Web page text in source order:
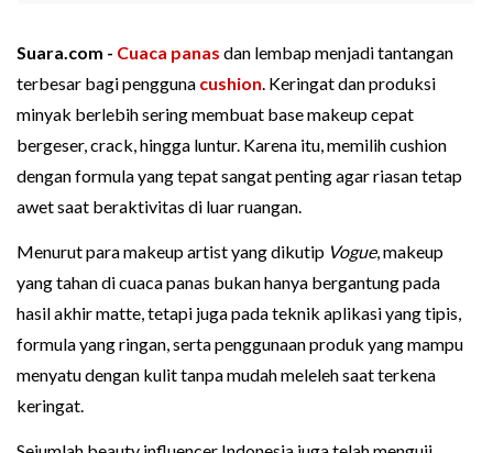
Suara.com - Cuaca panas dan lembap menjadi tantangan
terbesar bagi pengguna cushion. Keringat dan produksi
minyak berlebih sering membuat base makeup cepat
bergeser, crack, hingga luntur. Karena itu, memilih cushion
dengan formula yang tepat sangat penting agar riasan tetap
awet saat beraktivitas di luar ruangan.
Menurut para makeup artist yang dikutip Vogue, makeup
yang tahan di cuaca panas bukan hanya bergantung pada
hasil akhir matte, tetapi juga pada teknik aplikasi yang tipis,
formula yang ringan, serta penggunaan produk yang mampu
menyatu dengan kulit tanpa mudah meleleh saat terkena
keringat.